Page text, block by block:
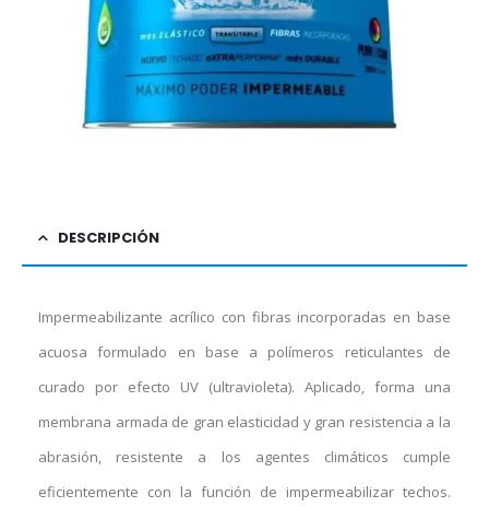
DESCRIPCIÓN
Impermeabilizante acrílico con fibras incorporadas en base
acuosa formulado en base a polímeros reticulantes de
curado por efecto UV (ultravioleta). Aplicado, forma una
membrana armada de gran elasticidad y gran resistencia a la
abrasión, resistente a los agentes climáticos cumple
eficientemente con la función de impermeabilizar techos.